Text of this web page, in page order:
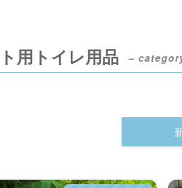
用トイレ用品 –